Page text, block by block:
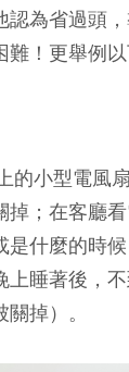
認為省過頭
！更舉例以
的小型電風
掉；在客廳
是什麼的時
上睡著後，
掉）。